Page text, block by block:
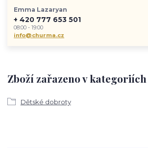
Zboží zařazeno v kategoriích
Dětské dobroty
Emma Lazaryan
+ 420 777 653 501
08:00 - 19:00
info@churma.cz